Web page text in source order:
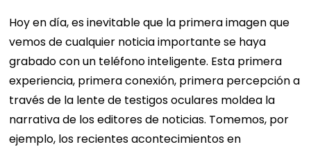
Hoy en día, es inevitable que la primera imagen que
vemos de cualquier noticia importante se haya
grabado con un teléfono inteligente. Esta primera
experiencia, primera conexión, primera percepción a
través de la lente de testigos oculares moldea la
narrativa de los editores de noticias. Tomemos, por
ejemplo, los recientes acontecimientos en